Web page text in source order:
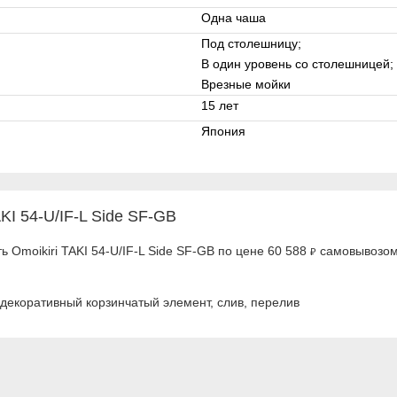
Одна чаша
Под столешницу;
В один уровень со столешницей;
Врезные мойки
15 лет
Япония
54-U/IF-L Side SF-GB
Omoikiri TAKI 54-U/IF-L Side SF-GB по цене 60 588 ₽
корзинчатый элемент, слив, перелив